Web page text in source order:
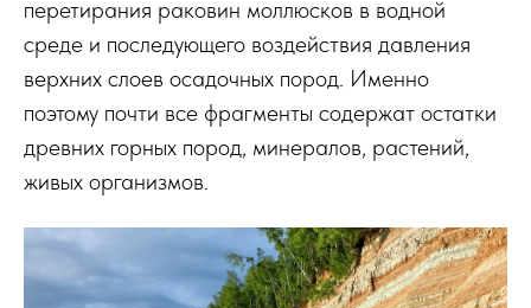
перетирания раковин моллюсков в водной
среде и последующего воздействия давления
верхних слоев осадочных пород. Именно
поэтому почти все фрагменты содержат остатки
древних горных пород, минералов, растений,
живых организмов.